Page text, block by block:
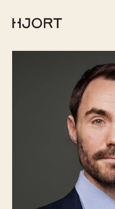
Menneskene
Aktuelt
Søk etter: